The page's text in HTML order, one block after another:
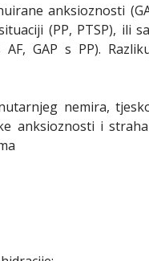
anksioznosti
(PP, PTSP), ili
AF, GAP s PP).
nemira,
anksioznosti i